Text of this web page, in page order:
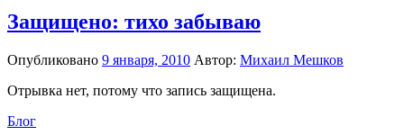
Защищено: тихо забываю
Опубликовано 9 января, 2010 Автор: Михаил Мешков
Отрывка нет, потому что запись защищена.
Блог